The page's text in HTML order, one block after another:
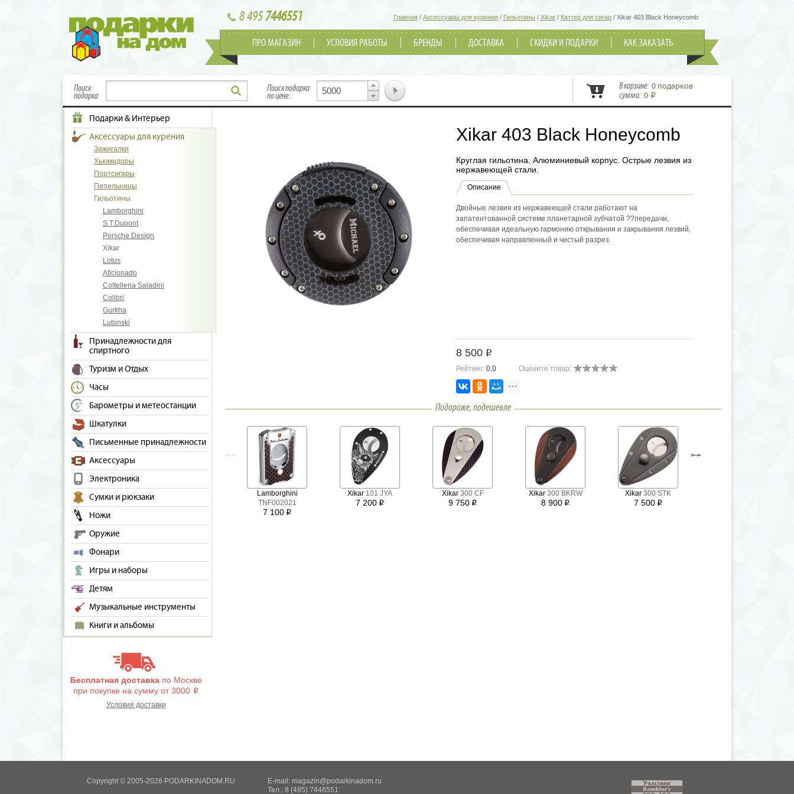
8 4957446551 Главная / Аксессуары для курения / Гильотины / Xikar / Каттер для сигар / Xikar 403 Black Honeycomb
ПРО МАГАЗИН УСЛОВИЯ РАБОТЫ БРЕНДЫ ДОСТАВКА СКИДКИ И ПОДАРКИ КАК ЗАКАЗАТЬ
Поиск
подарка
Поиск подарка
по цене:
В корзине: 0 подарков
сумма: 0 i
Подарки & Интерьер
Аксессуары для курения
Зажигалки
Хьюмидоры
Портсигары
Пепельницы
Гильотины
Lamborghini
S.T.Dupont
Porsche Design
Xikar
Lotus
Aficionado
Coltelleria Saladini
Colibri
Gurkha
Lubinski
Принадлежности для
спиртного
Туризм и Отдых
Часы
Барометры и метеостанции
Шкатулки
Письменные принадлежности
Аксессуары
Электроника
Сумки и рюкзаки
Ножи
Оружие
Фонари
Игры и наборы
Детям
Музыкальные инструменты
Книги и альбомы
Бесплатная доставкапо Москве
при покупке на сумму от 3000 i
Условия доставки
Xikar 403 Black Honeycomb
Круглая гильотина. Алюминиевый корпус. Острые лезвия из
нержавеющей стали.
Описание
Двойные лезвия из нержавеющей стали работают на
запатентованной системе планетарной зубчатой ??передачи,
обеспечивая идеальную гармонию открывания и закрывания лезвий,
обеспечивая направленный и чистый разрез.
8 500 i
Рейтинг: 0,0 Оцените товар:
Подороже, подешевле
Lamborghini
TNF002021
7 100 i
Xikar 101 JYA
7 200 i
Xikar 300 CF
9 750 i
Xikar 300 BKRW
8 900 i
Xikar 300 STK
7 500 i
Copyright © 2005-2026 PODARKINADOM.RU E-mail: magazin@podarkinadom.ru
Тел.: 8 (495) 7446551